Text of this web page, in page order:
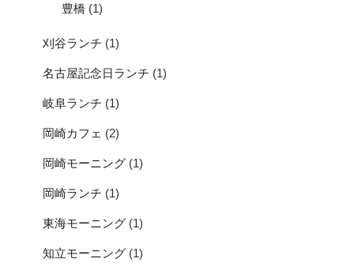
豊橋 (1)
刈谷ランチ (1)
名古屋記念日ランチ (1)
岐阜ランチ (1)
岡崎カフェ (2)
岡崎モーニング (1)
岡崎ランチ (1)
東海モーニング (1)
知立モーニング (1)